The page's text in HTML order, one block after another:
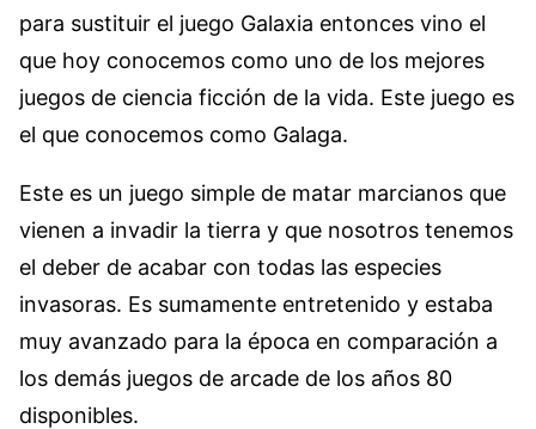
para sustituir el juego Galaxia entonces vino el
que hoy conocemos como uno de los mejores
juegos de ciencia ficción de la vida. Este juego es
el que conocemos como Galaga.
Este es un juego simple de matar marcianos que
vienen a invadir la tierra y que nosotros tenemos
el deber de acabar con todas las especies
invasoras. Es sumamente entretenido y estaba
muy avanzado para la época en comparación a
los demás juegos de arcade de los años 80
disponibles.